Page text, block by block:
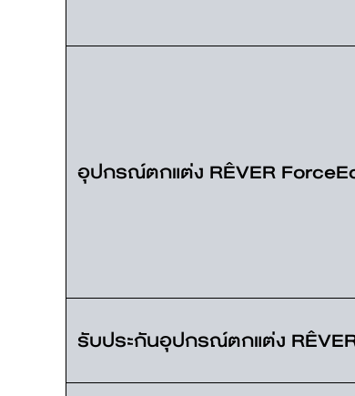
อุปกรณ์ตกแต่ง RÊVER
รับประกันอุปกรณ์ตกแต่ง